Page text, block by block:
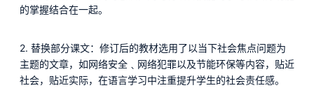
的掌握结合在一起。
2. 替换部分课文：修订后的教材选用了以当下社会焦点问题为
主题的文章，如网络安全﹑网络犯罪以及节能环保等内容，贴近
社会，贴近实际，在语言学习中注重提升学生的社会责任感。